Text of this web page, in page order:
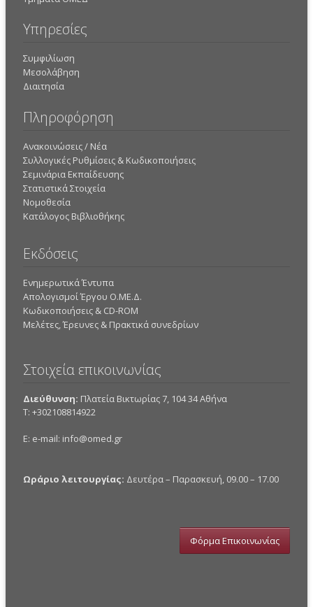
Υπηρεσίες
Συμφιλίωση
Μεσολάβηση
Διαιτησία
Πληροφόρηση
Ανακοινώσεις / Νέα
Συλλογικές Ρυθμίσεις & Κωδικοποιήσεις
Σεμινάρια Εκπαίδευσης
Στατιστικά Στοιχεία
Νομοθεσία
Κατάλογος Βιβλιοθήκης
Εκδόσεις
Ενημερωτικά Έντυπα
Απολογισμοί Έργου Ο.ΜΕ.Δ.
Κωδικοποιήσεις & CD-ROM
Mελέτες, Έρευνες & Πρακτικά συνεδρίων
Στοιχεία επικοινωνίας
Διεύθυνση: Πλατεία Βικτωρίας 7, 104 34 Αθήνα
Τ: +302108814922
E: e-mail: info@omed.gr
Ωράριο λειτουργίας: Δευτέρα – Παρασκευή, 09.00 – 17.00
Φόρμα Επικοινωνίας